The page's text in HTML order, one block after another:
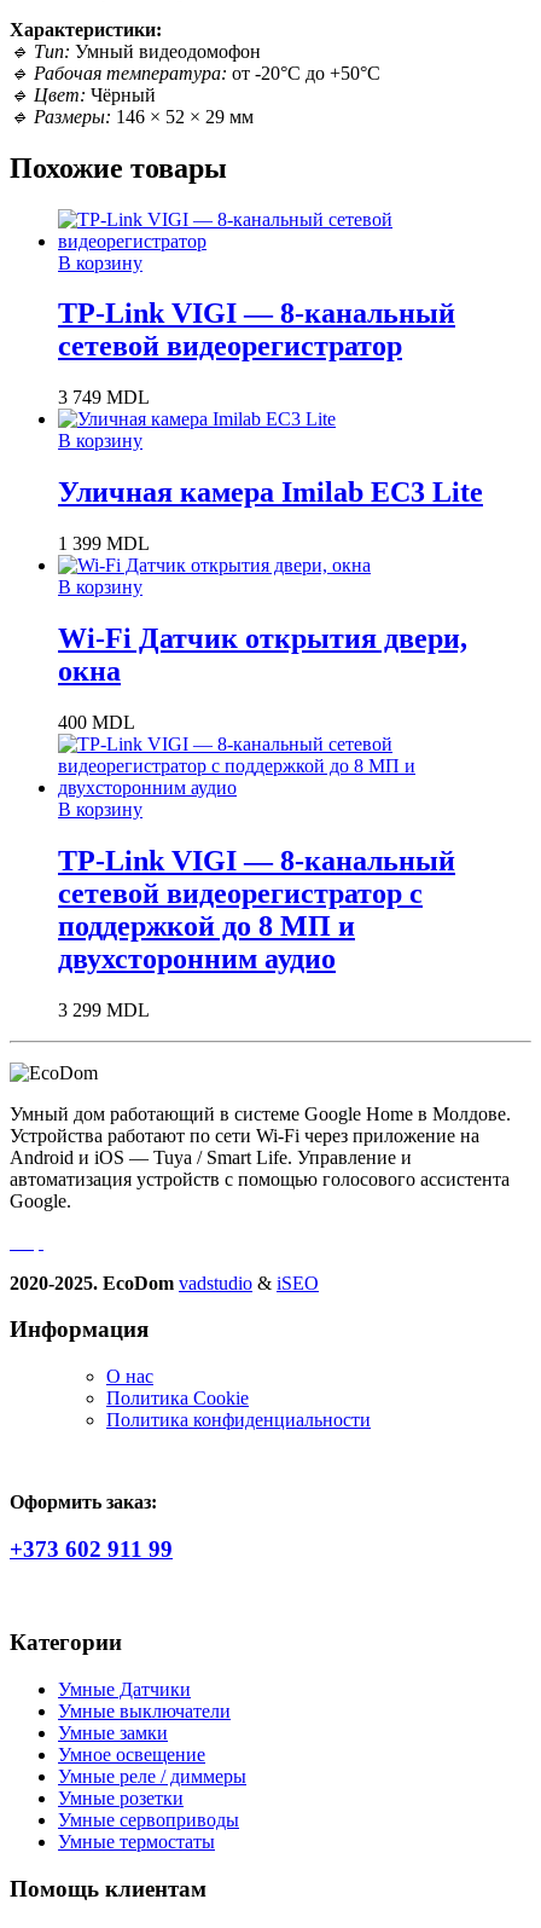
Характеристики:
🔹 Тип: Умный видеодомофон
🔹 Рабочая температура: от -20°C до +50°C
🔹 Цвет: Чёрный
🔹 Размеры: 146 × 52 × 29 мм
Похожие товары
В корзину
TP-Link VIGI — 8-канальный
сетевой видеорегистратор
3 749 MDL
В корзину
Уличная камера Imilab EC3 Lite
1 399 MDL
В корзину
Wi-Fi Датчик открытия двери,
окна
400 MDL
В корзину
TP-Link VIGI — 8-канальный
сетевой видеорегистратор с
поддержкой до 8 МП и
двухсторонним аудио
3 299 MDL
Умный дом работающий в системе Google Home в Молдове.
Устройства работают по сети Wi-Fi через приложение на
Android и iOS — Tuya / Smart Life. Управление и
автоматизация устройств с помощью голосового ассистента
Google.
2020-2025. EcoDom vadstudio & iSEO
Информация
О нас
Политика Сookie
Политика конфиденциальности
Оформить заказ:
+373 602 911 99
Категории
Умные Датчики
Умные выключатели
Умные замки
Умное освещение
Умные реле / диммеры
Умные розетки
Умные сервоприводы
Умные термостаты
Помощь клиентам